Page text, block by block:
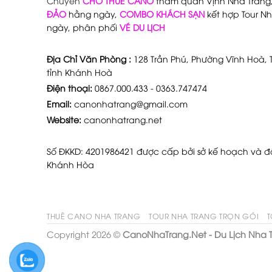
ĐẢO hằng ngày, COMBO KHÁCH SẠN kết hợp Tour
ngày, phân phối VÉ DU LỊCH
Địa Chỉ Văn Phòng : 128 Trần Phú, Phường Vĩnh Hoà,
tỉnh Khánh Hoà
Điện thoại: 0867.000.433 - 0363.747474
Email: canonhatrang@gmail.com
Website: canonhatrang.net
Số ĐKKD: 4201986421 được cấp bởi sở kế hoạch và
Khánh Hòa
THUÊ CANO NHA TRANG TOUR NHA TRANG TRỌN GÓI
Copyright 2026 © CanoNhaTrang.Net - Du Lịch Nha